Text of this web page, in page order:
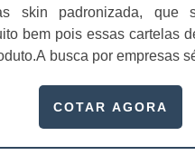
skin padronizada, que
bem pois essas cartelas
busca por empresas
fluxo de fabricação das
COTAR AGORA